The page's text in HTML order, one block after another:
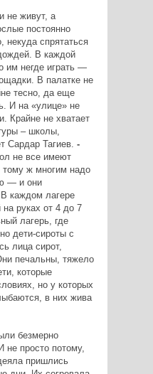
не живут, а
постоянно
некуда спрятаться
В каждой
им негде играть —
В палатке не
тесно, да еще
И на «улице» не
Крайне не хватает
– школы,
Сардар Тагиев. -
не все имеют
тому ж многим надо
— и они
каждом лагере
руках от 4 до 7
лагерь, где
дети-сироты с
лица сирот,
печальны, тяжело
которые
но у которых
в них жива
безмерно
не просто потому,
пришлись